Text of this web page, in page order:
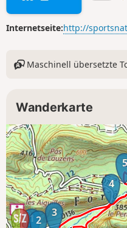
Internetseite:http://
Maschinell übersetzte
Wanderkarte
12
3
4
5